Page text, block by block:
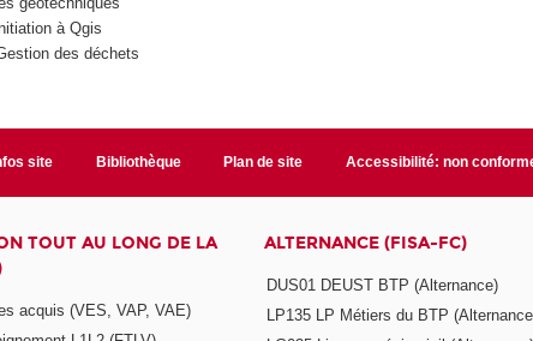
à Qgis
des déchets
site Bibliothèque Plan de site Accessibilité: non
TOUT AU LONG DE LA
acquis (VES, VAP, VAE)
ALTERNANCE (FISA-FC)
DUS01 DEUST BTP (Alternance)
LP135 LP Métiers du BTP